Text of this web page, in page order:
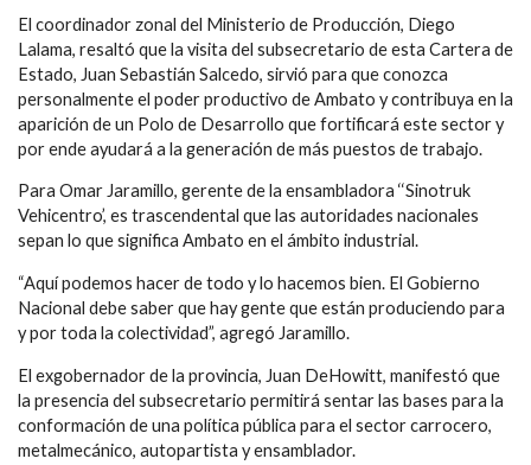
El coordinador zonal del Ministerio de Producción, Diego
Lalama, resaltó que la visita del subsecretario de esta Cartera de
Estado, Juan Sebastián Salcedo, sirvió para que conozca
personalmente el poder productivo de Ambato y contribuya en la
aparición de un Polo de Desarrollo que fortificará este sector y
por ende ayudará a la generación de más puestos de trabajo.
Para Omar Jaramillo, gerente de la ensambladora ‘‘Sinotruk
Vehicentro’, es trascendental que las autoridades nacionales
sepan lo que significa Ambato en el ámbito industrial.
“Aquí podemos hacer de todo y lo hacemos bien. El Gobierno
Nacional debe saber que hay gente que están produciendo para
y por toda la colectividad”, agregó Jaramillo.
El exgobernador de la provincia, Juan DeHowitt, manifestó que
la presencia del subsecretario permitirá sentar las bases para la
conformación de una política pública para el sector carrocero,
metalmecánico, autopartista y ensamblador.